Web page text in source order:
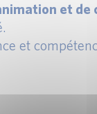
et de
et